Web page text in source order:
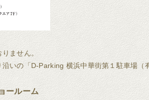
ません。
いの「D-Parking 横浜中華街第１駐車場（
ールーム